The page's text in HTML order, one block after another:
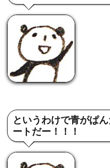
というわけで青がぱ
ートだー！！！